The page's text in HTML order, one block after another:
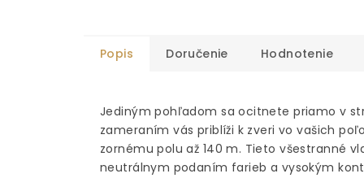
Popis Doručenie Hodnotenie
Jediným pohľadom sa ocitnete priamo v
zameraním vás priblíži k zveri vo vašich
zornému polu až 140 m. Tieto všestranné
neutrálnym podaním farieb a vysokým